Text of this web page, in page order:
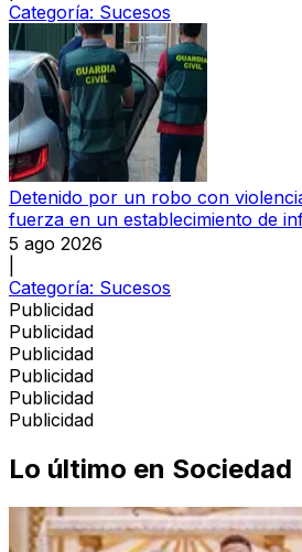
Categoría: Sucesos
Detenido por un robo con
fuerza en un establecimiento de
5 ago 2026
Categoría: Sucesos
Publicidad
Publicidad
Publicidad
Publicidad
Publicidad
Publicidad
Lo último en Sociedad